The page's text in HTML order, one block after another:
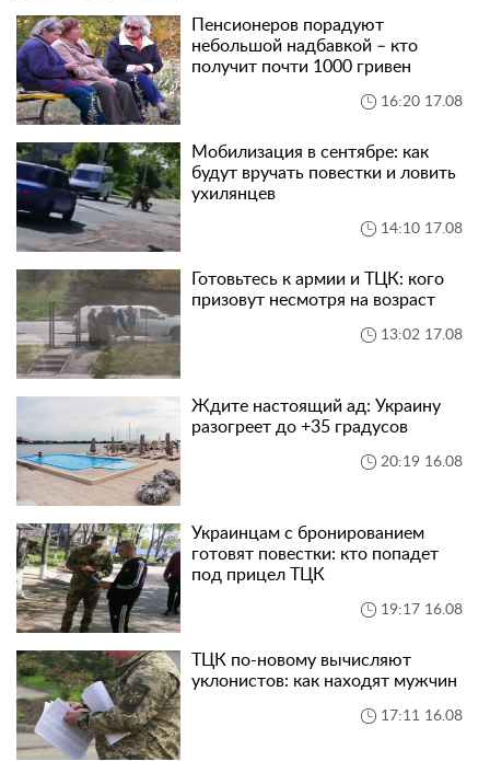
Пенсионеров порадуют
небольшой надбавкой – кто
получит почти 1000 гривен
16:20 17.08
Мобилизация в сентябре: как
будут вручать повестки и ловить
ухилянцев
14:10 17.08
Готовьтесь к армии и ТЦК: кого
призовут несмотря на возраст
13:02 17.08
Ждите настоящий ад: Украину
разогреет до +35 градусов
20:19 16.08
Украинцам с бронированием
готовят повестки: кто попадет
под прицел ТЦК
19:17 16.08
ТЦК по-новому вычисляют
уклонистов: как находят мужчин
17:11 16.08